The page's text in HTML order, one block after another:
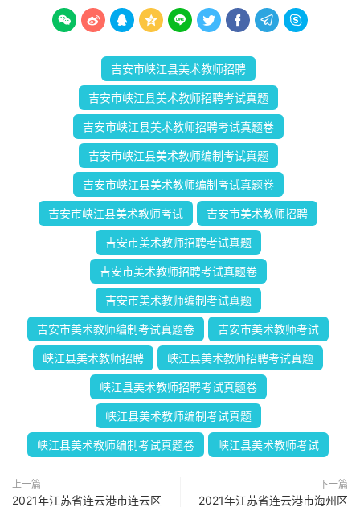
        
吉安市峡江县美术教师招聘
吉安市峡江县美术教师招聘考试真题
吉安市峡江县美术教师招聘考试真题卷
吉安市峡江县美术教师编制考试真题
吉安市峡江县美术教师编制考试真题卷
吉安市峡江县美术教师考试 吉安市美术教师招聘
吉安市美术教师招聘考试真题
吉安市美术教师招聘考试真题卷
吉安市美术教师编制考试真题
吉安市美术教师编制考试真题卷 吉安市美术教师考试
峡江县美术教师招聘 峡江县美术教师招聘考试真题
峡江县美术教师招聘考试真题卷
峡江县美术教师编制考试真题
峡江县美术教师编制考试真题卷 峡江县美术教师考试
上一篇
2021年江苏省连云港市连云区
下一篇
2021年江苏省连云港市海州区